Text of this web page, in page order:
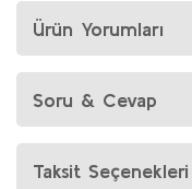
Ürün Yorumları
Soru & Cevap
Taksit Seçenekleri